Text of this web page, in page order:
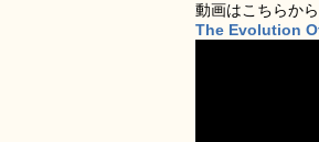
動画はこちらから
The Evolution